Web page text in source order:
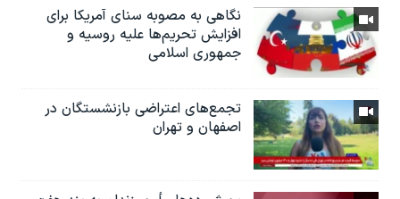
نگاهی به مصوبه سنای آمریکا برای
افزایش تحریم‌ها علیه روسیه و
جمهوری اسلامی
تجمع‌های اعتراضی بازنشستگان در
اصفهان و تهران